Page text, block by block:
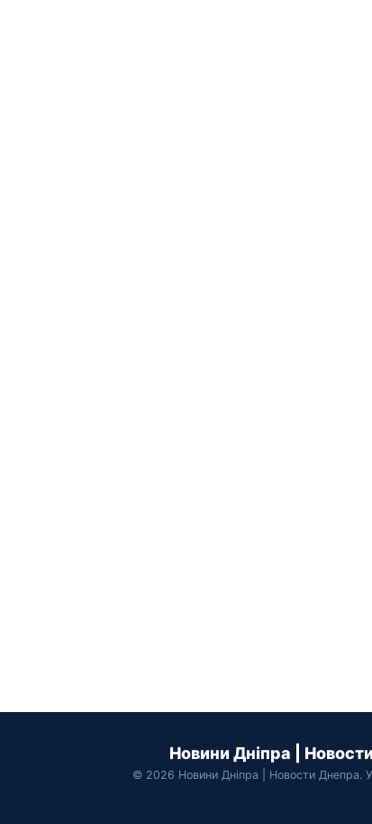
Новини Дніпра |
© 2026 Новини Дніпра | Новости Днепра.